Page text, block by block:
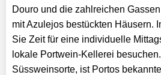
Douro und die zahlreichen
mit Azulejos bestückten Häusern.
Sie Zeit für eine individuelle
lokale Portwein-Kellerei
Süssweinsorte, ist Portos